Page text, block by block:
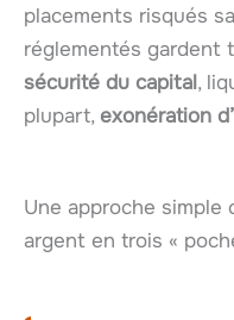
placements risqués
réglementés gardent
sécurité du capital,
plupart, exonération
Une approche
argent en trois «